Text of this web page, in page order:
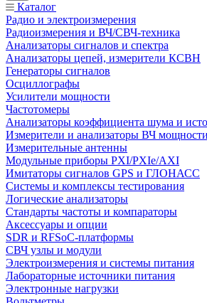
Каталог
Радио и электроизмерения
Радиоизмерения и ВЧ/СВЧ-техника
Анализаторы сигналов и спектра
Анализаторы цепей, измерители КСВН
Генераторы сигналов
Осциллографы
Усилители мощности
Частотомеры
Анализаторы коэффициента шума и
Измерители и анализаторы ВЧ мощности
Измерительные антенны
Модульные приборы PXI/PXIe/AXI
Имитаторы сигналов GPS и ГЛОНАСС
Системы и комплексы тестирования
Логические анализаторы
Стандарты частоты и компараторы
Аксессуары и опции
SDR и RFSoC‑платформы
СВЧ узлы и модули
Электроизмерения и системы питания
Лабораторные источники питания
Электронные нагрузки